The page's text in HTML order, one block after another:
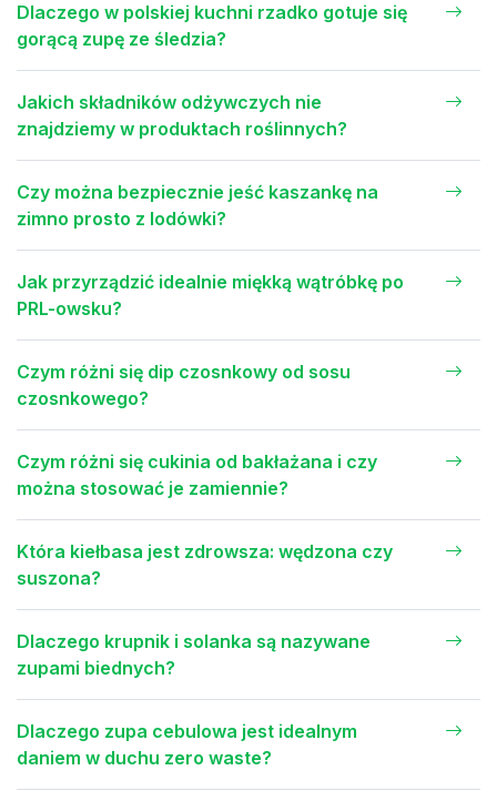
Dlaczego w polskiej kuchni rzadko gotuje się
gorącą zupę ze śledzia?
Jakich składników odżywczych nie
znajdziemy w produktach roślinnych?
Czy można bezpiecznie jeść kaszankę na
zimno prosto z lodówki?
Jak przyrządzić idealnie miękką wątróbkę po
PRL-owsku?
Czym różni się dip czosnkowy od sosu
czosnkowego?
Czym różni się cukinia od bakłażana i czy
można stosować je zamiennie?
Która kiełbasa jest zdrowsza: wędzona czy
suszona?
Dlaczego krupnik i solanka są nazywane
zupami biednych?
Dlaczego zupa cebulowa jest idealnym
daniem w duchu zero waste?